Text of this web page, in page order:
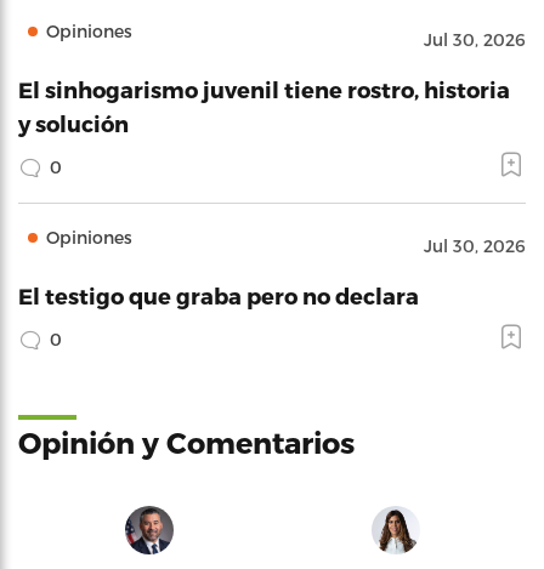
Opiniones Jul 30, 2026
El sinhogarismo juvenil tiene rostro, historia
y solución
0
Opiniones Jul 30, 2026
El testigo que graba pero no declara
0
Opinión y Comentarios